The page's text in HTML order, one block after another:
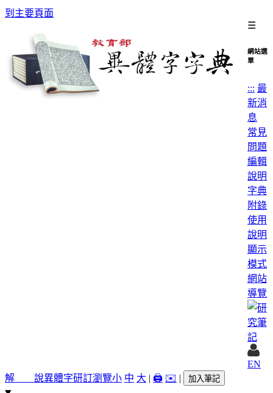
到主要頁面
☰
網站選
單
::: 最
新消
息
常見
問題
編輯
說明
字典
附錄
使用
說明
顯示
模式
網站
導覽
EN
解 說異體字研訂瀏覽小 中 大 | 🖨️ ✉️ | 加入筆記